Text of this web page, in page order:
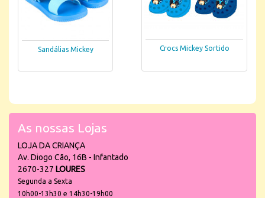
Sandálias Mickey Crocs Mickey Sortido
As nossas Lojas
LOJA DA CRIANÇA
Av. Diogo Cão, 16B - Infantado
2670-327 LOURES
Segunda a Sexta
10h00-13h30 e 14h30-19h00